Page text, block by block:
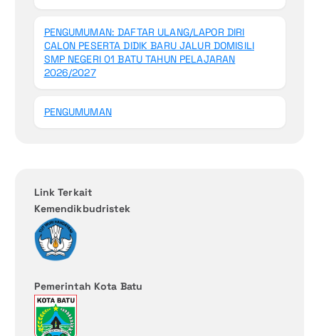
PENGUMUMAN: DAFTAR ULANG/LAPOR DIRI
CALON PESERTA DIDIK BARU JALUR DOMISILI
SMP NEGERI 01 BATU TAHUN PELAJARAN
2026/2027
PENGUMUMAN
Link Terkait
Kemendikbudristek
Pemerintah Kota Batu